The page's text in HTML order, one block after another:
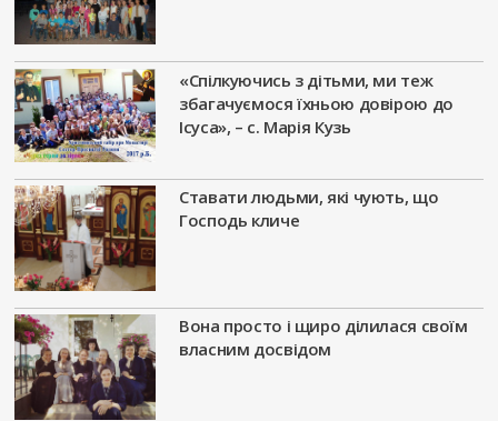
«Спілкуючись з дітьми, ми теж
збагачуємося їхньою довірою до
Ісуса», – с. Марія Кузь
Ставати людьми, які чують, що
Господь кличе
Вона просто і щиро ділилася своїм
власним досвідом